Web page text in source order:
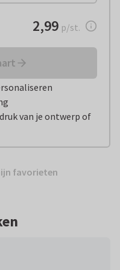
€ 2,99per stuk
2,99 p/st.
van je ontwerp of
favorieten